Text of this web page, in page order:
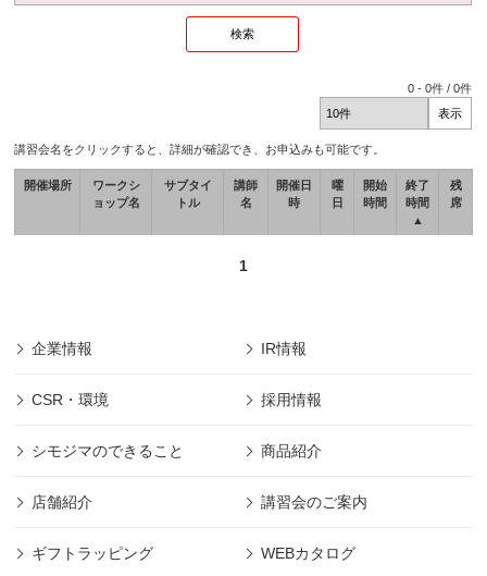
0 -0件 /0件
講習会名をクリックすると、詳細が確認でき、お申込みも可能です。
開催場所
ワークシ
ョップ名
サブタイ
トル
講師
名
開催日
時
曜
日
開始
時間
終了
時間
▲
残
席
1
企業情報 IR情報
CSR・環境 採用情報
シモジマのできること 商品紹介
店舗紹介 講習会のご案内
ギフトラッピング WEBカタログ